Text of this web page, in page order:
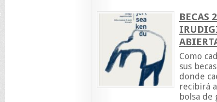
BECAS
Como
sus
donde
recibirá
bolsa de